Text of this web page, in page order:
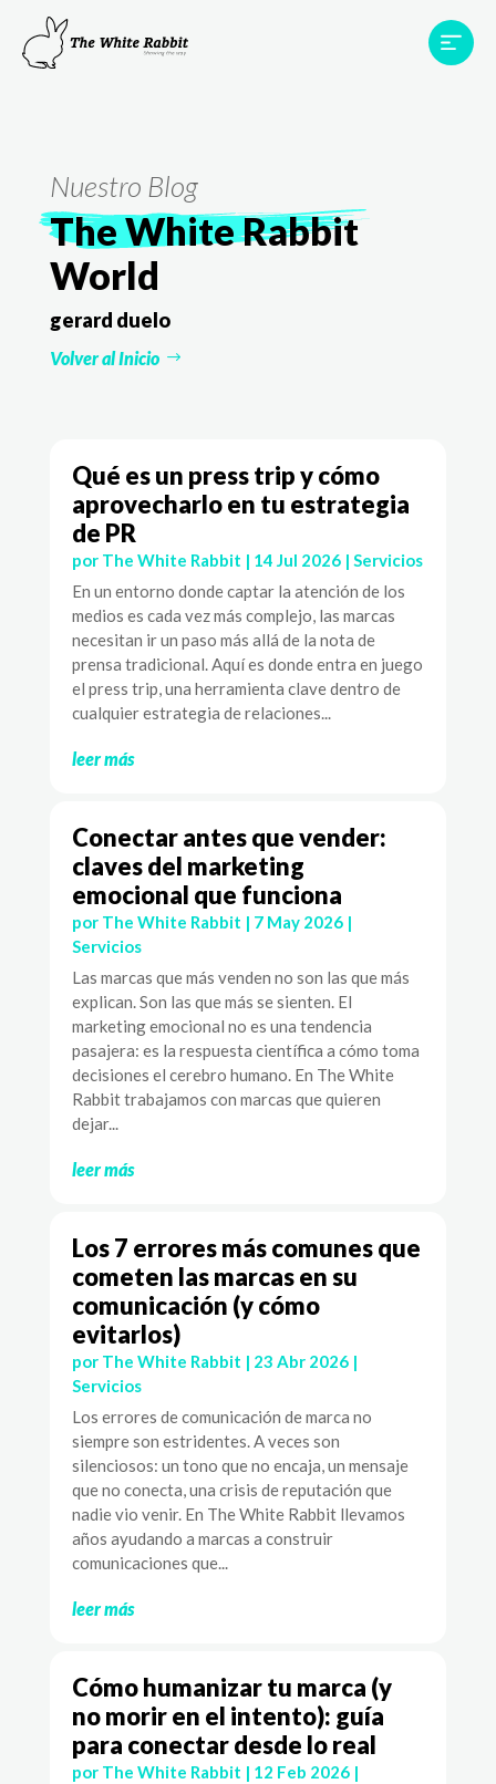
Proyectos
Testimonios
Nuestro Blog
The White Rabbit
World
gerard duelo
Volver al Inicio
Qué es un press trip y cómo
aprovecharlo en tu estrategia
de PR
por The White Rabbit | 14 Jul 2026| Servicios
En un entorno donde captar la atención de los
medios es cada vez más complejo, las marcas
necesitan ir un paso más allá de la nota de
prensa tradicional. Aquí es donde entra en juego
el press trip, una herramienta clave dentro de
cualquier estrategia de relaciones...
leer más
Conectar antes que vender:
claves del marketing
emocional que funciona
por The White Rabbit | 7 May 2026|
Servicios
Las marcas que más venden no son las que más
explican. Son las que más se sienten. El
marketing emocional no es una tendencia
pasajera: es la respuesta científica a cómo toma
decisiones el cerebro humano. En The White
Rabbit trabajamos con marcas que quieren
dejar...
leer más
Los 7 errores más comunes que
cometen las marcas en su
comunicación (y cómo
evitarlos)
por The White Rabbit | 23 Abr 2026|
Servicios
Los errores de comunicación de marca no
siempre son estridentes. A veces son
silenciosos: un tono que no encaja, un mensaje
que no conecta, una crisis de reputación que
nadie vio venir. En The White Rabbit llevamos
años ayudando a marcas a construir
comunicaciones que...
leer más
Cómo humanizar tu marca (y
no morir en el intento): guía
para conectar desde lo real
por The White Rabbit | 12 Feb 2026|